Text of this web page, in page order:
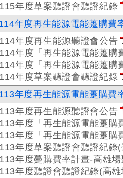
年度草案聽證會聽證紀錄
年度再生能源電能躉購費
年度再生能源聽證會公告
年度「再生能源電能躉購
年度「再生能源電能躉購
年度草案聽證會聽證紀錄
年度再生能源電能躉購費
年度再生能源聽證會公告
年度「再生能源電能躉購
年度「再生能源電能躉購
年度草案聽證會聽證紀錄
年度躉購費率計畫-高雄
年度聽證會聽證紀錄(高雄